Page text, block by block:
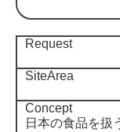
Request
SiteArea
Concept
日本の食品を扱